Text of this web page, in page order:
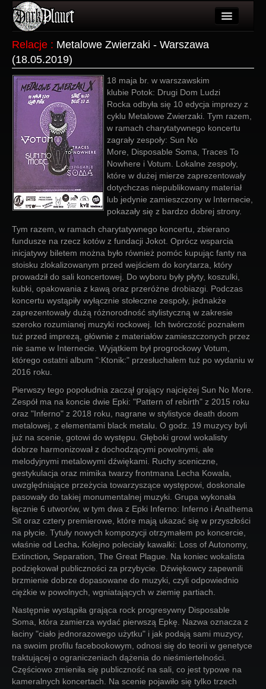
Użytkownicy
Wydarzenia
Galeria
Forum
Więcej
Login
Relacje : Metalowe Zwierzaki - Warszawa
(18.05.2019)
18 maja br. w warszawskim
klubie Potok: Drugi Dom Ludzi
Rocka odbyła się 10 edycja imprezy z
cyklu Metalowe Zwierzaki. Tym razem,
w ramach charytatywnego koncertu
zagrały zespoły: Sun No
More, Disposable Soma, Traces To
Nowhere i Votum. Lokalne zespoły,
które w dużej mierze zaprezentowały
dotychczas niepublikowany materiał
lub jedynie zamieszczony w Internecie,
pokazały się z bardzo dobrej strony.
Tym razem, w ramach charytatywnego koncertu, zbierano
fundusze na rzecz kotów z fundacji Jokot. Oprócz wsparcia
inicjatywy biletem można było również pomóc kupując fanty na
stoisku zlokalizowanym przed wejściem do korytarza, który
prowadził do sali koncertowej. Do wyboru były płyty, koszulki,
kubki, opakowania z kawą oraz przeróżne drobiazgi. Podczas
koncertu wystąpiły wyłącznie stołeczne zespoły, jednakże
zaprezentowały dużą różnorodność stylistyczną w zakresie
szeroko rozumianej muzyki rockowej. Ich twórczość poznałem
tuż przed imprezą, głównie z materiałów zamieszczonych przez
nie same w Internecie. Wyjątkiem był progrockowy Votum,
którego ostatni album ":Ktonik:" przesłuchałem tuż po wydaniu w
2016 roku.
Pierwszy tego popołudnia zaczął grający najciężej Sun No More.
Zespół ma na koncie dwie Epki: "Pattern of rebirth" z 2015 roku
oraz "Inferno" z 2018 roku, nagrane w stylistyce death doom
metalowej, z elementami black metalu. O godz. 19 muzycy byli
już na scenie, gotowi do występu. Głęboki growl wokalisty
dobrze harmonizował z dochodzącymi powolnymi, ale
melodyjnymi metalowymi dźwiękami. Ruchy sceniczne,
gestykulacja oraz mimika twarzy frontmana Lecha Kowala,
uwzględniające przeżycia towarzyszące występowi, doskonale
pasowały do takiej monumentalnej muzyki. Grupa wykonała
łącznie 6 utworów, w tym dwa z Epki Inferno: Inferno i Anathema
Sit oraz cztery premierowe, które mają ukazać się w przyszłości
na płycie. Tytuły nowych kompozycji otrzymałem po koncercie,
właśnie od Lecha. Kolejno poleciały kawałki: Loss of Autonomy,
Extinction, Separation, The Great Plague. Na koniec wokalista
podziękował publiczności za przybycie. Dźwiękowcy zapewnili
brzmienie dobrze dopasowane do muzyki, czyli odpowiednio
ciężkie w powolnych, wgniatających w ziemię partiach.
Następnie wystąpiła grająca rock progresywny Disposable
Soma, która zamierza wydać pierwszą Epkę. Nazwa oznacza z
łaciny "ciało jednorazowego użytku" i jak podają sami muzycy,
na swoim profilu facebookowym, odnosi się do teorii w genetyce
traktującej o ograniczeniach dążenia do nieśmiertelności.
Częściowo zmieniła się publiczność na sali, co jest typowe na
kameralnych koncertach. Na scenie pojawiło się tylko trzech